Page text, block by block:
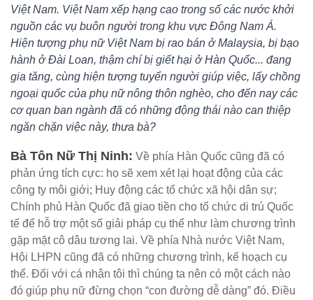
Việt Nam. Việt Nam xếp hạng cao trong số các nước khởi
nguồn các vụ buôn người trong khu vực Đông Nam Á.
Hiện tượng phụ nữ Việt Nam bị rao bán ở Malaysia, bị bạo
hành ở Đài Loan, thậm chí bị giết hại ở Hàn Quốc... đang
gia tăng, cùng hiện tượng tuyển người giúp việc, lấy chồng
ngoại quốc của phụ nữ nông thôn nghèo, cho đến nay các
cơ quan ban ngành đã có những động thái nào can thiệp
ngăn chặn việc này, thưa bà?
Bà Tôn Nữ Thị Ninh: Về phía Hàn Quốc cũng đã có
phản ứng tích cực: họ sẽ xem xét lại hoạt động của các
công ty môi giới; Huy động các tổ chức xã hội dân sự;
Chính phủ Hàn Quốc đã giao tiền cho tổ chức di trú Quốc
tế để hỗ trợ một số giải pháp cụ thể như làm chương trình
gặp mặt cô dâu tương lai. Về phía Nhà nước Việt Nam,
Hội LHPN cũng đã có những chương trình, kế hoạch cụ
thể. Đối với cá nhân tôi thì chúng ta nên có một cách nào
đó giúp phụ nữ đừng chọn “con đường dễ dàng” đó. Điều